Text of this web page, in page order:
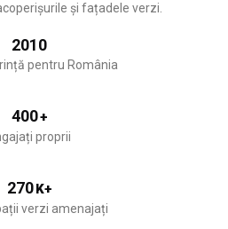
și fațadele verzi.
2010
pentru România
400+
proprii
270K+
verzi amenajați